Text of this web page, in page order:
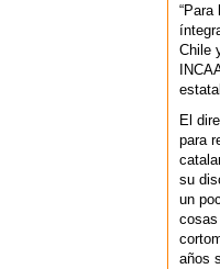
“Para
Chile
El
para
su
un
cosas
años